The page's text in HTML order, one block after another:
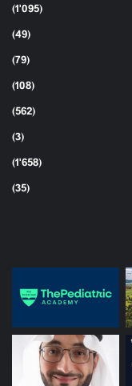
(1٬095)
(49)
(79)
(108)
(562)
(3)
(1٬658)
(35)